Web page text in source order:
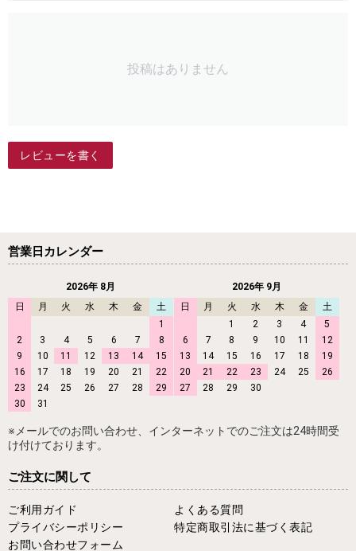
投稿はありません
レビューを書く
営業日カレンダー
2026年 8月
日
月 火 水 木 金
土
1
2
3 4 5 6 7
8
9
10 11 12 13 14
15
16
17 18 19 20 21
22
23
24 25 26 27 28
29
30
31
2026年 9月
日
月 火 水 木 金
土
1
2 3 4
5
6
7 8 9 10 11
12
13
14 15 16 17 18
19
20
21 22 23 24 25
26
27
28 29 30
※メールでのお問い合わせ、インターネットでのご注文は24時間受
け付けております。
ご注文に関して
ご利用ガイド
よくある質問
プライバシーポリシー
特定商取引法に基づく表記
お問い合わせフォーム